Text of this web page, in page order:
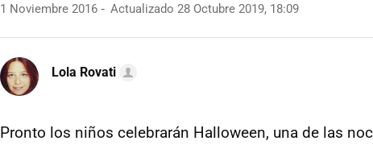
1 Noviembre 2016 Actualizado 28 Octubre 2019, 18:09
Lola Rovati
Pronto los niños celebrarán Halloween, una de las